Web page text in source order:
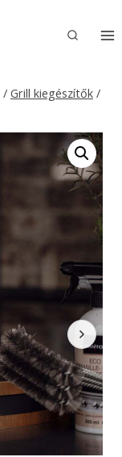
/ Grill kiegészítők /